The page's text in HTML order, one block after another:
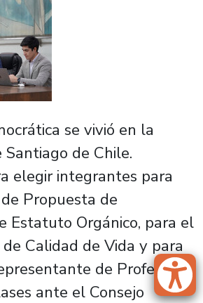
se vivió en la
de Chile.
elegir integrantes para
Propuesta de
Estatuto Orgánico, para el
Calidad de Vida y para
de Profesor/a
ante el Consejo